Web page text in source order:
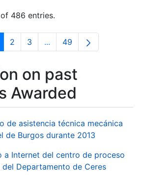
486 entries.
Page
2 Page
3 ...Intermediate Pages Use
Page
49
on past
Awarded
de asistencia técnica mecánica
de Burgos durante 2013
a Internet del centro de proceso
Departamento de Ceres